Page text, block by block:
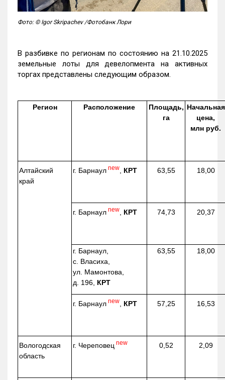
Фото: © Igor Skripachev /Фотобанк Лори
В разбивке по регионам по состоянию на 21.10.2025
земельные лоты для девелопмента на активных
торгах представлены следующим образом.
Регион Расположение
Площадь,
га
Начальная
цена,
млн руб.
Алтайский
край
г. Барнаул new КРТ 63,55 18,00
г. Барнаул new КРТ 74,73 20,37
г. Барнаул,
с. Власиха,
ул. Мамонтова,
д. 196, КРТ
63,55 18,00
г. Барнаул new КРТ 57,25 16,53
Вологодская
область
г. Череповец new 0,52 2,09